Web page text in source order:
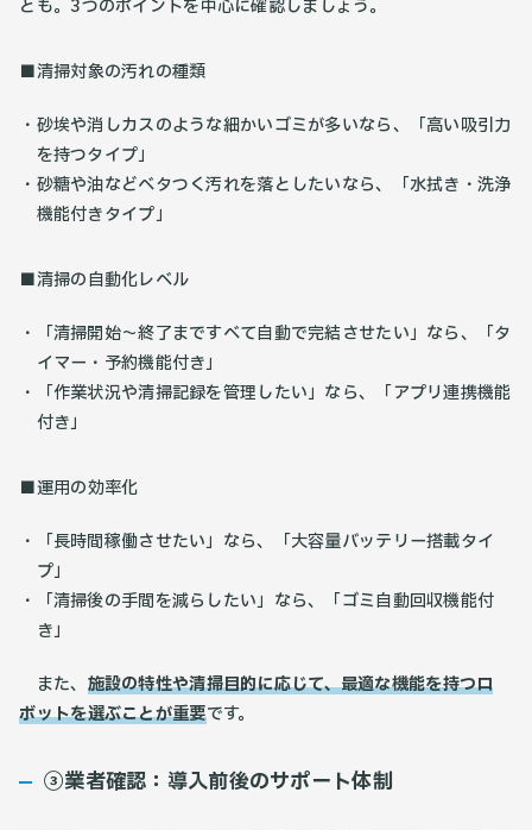
とも。3つのポイントを中心に確認しましょう。
■清掃対象の汚れの種類
砂埃や消しカスのような細かいゴミが多いなら、「高い吸引力
を持つタイプ」
砂糖や油などベタつく汚れを落としたいなら、「水拭き・洗浄
機能付きタイプ」
■清掃の自動化レベル
「清掃開始〜終了まですべて自動で完結させたい」なら、「タ
イマー・予約機能付き」
「作業状況や清掃記録を管理したい」なら、「アプリ連携機能
付き」
■運用の効率化
「長時間稼働させたい」なら、「大容量バッテリー搭載タイ
プ」
「清掃後の手間を減らしたい」なら、「ゴミ自動回収機能付
き」
また、 施設の特性や清掃目的に応じて、最適な機能を持つロ
ボットを選ぶことが重要です。
③業者確認：導入前後のサポート体制